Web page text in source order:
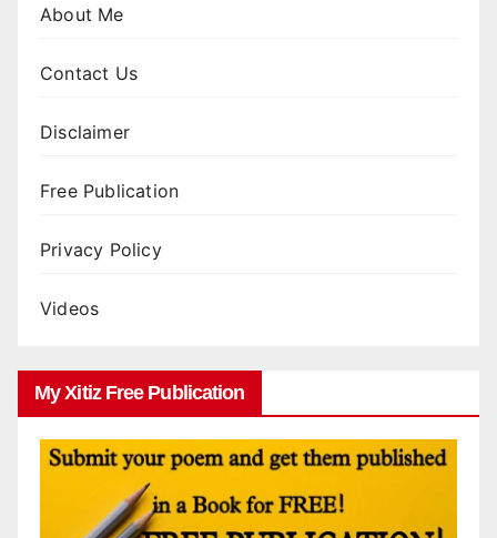
About Me
Contact Us
Disclaimer
Free Publication
Privacy Policy
Videos
My Xitiz Free Publication